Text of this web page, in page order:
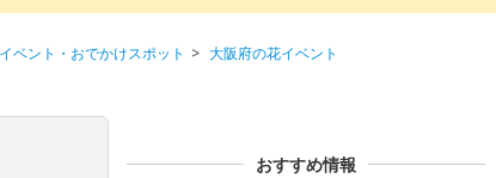
ベント・おでかけスポット
大阪府の花イベント
おすすめ情報